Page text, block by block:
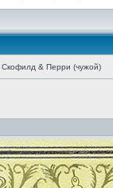
Скофилд & Перри (чужой)